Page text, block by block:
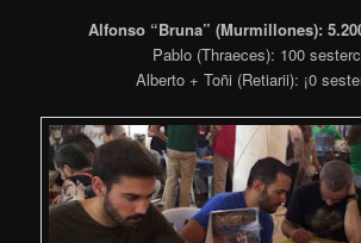
Alfonso “Bruna” (Murmillones):
Pablo (Thraeces): 100
Alberto + Toñi (Retiarii): ¡0